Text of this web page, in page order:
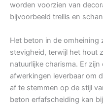
worden voorzien van
bijvoorbeeld trellis en
Het beton in de omheining
stevigheid, terwijl het hout
natuurlijke charisma. Er
afwerkingen leverbaar om
af te stemmen op de stijl
beton erfafscheiding kan